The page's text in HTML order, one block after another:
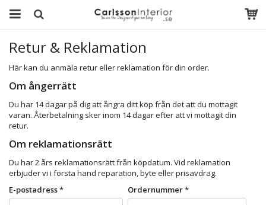
Retur & Reklamation
Här kan du anmäla retur eller reklamation för din order.
Om ångerrätt
Du har 14 dagar på dig att ångra ditt köp från det att du mottagit
varan. Återbetalning sker inom 14 dagar efter att vi mottagit din
retur.
Om reklamationsrätt
Du har 2 års reklamationsrätt från köpdatum. Vid reklamation
erbjuder vi i första hand reparation, byte eller prisavdrag.
E-postadress *
Ordernummer *